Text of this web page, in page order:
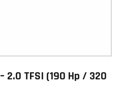
2.0 TFSI (190 Hp / 320